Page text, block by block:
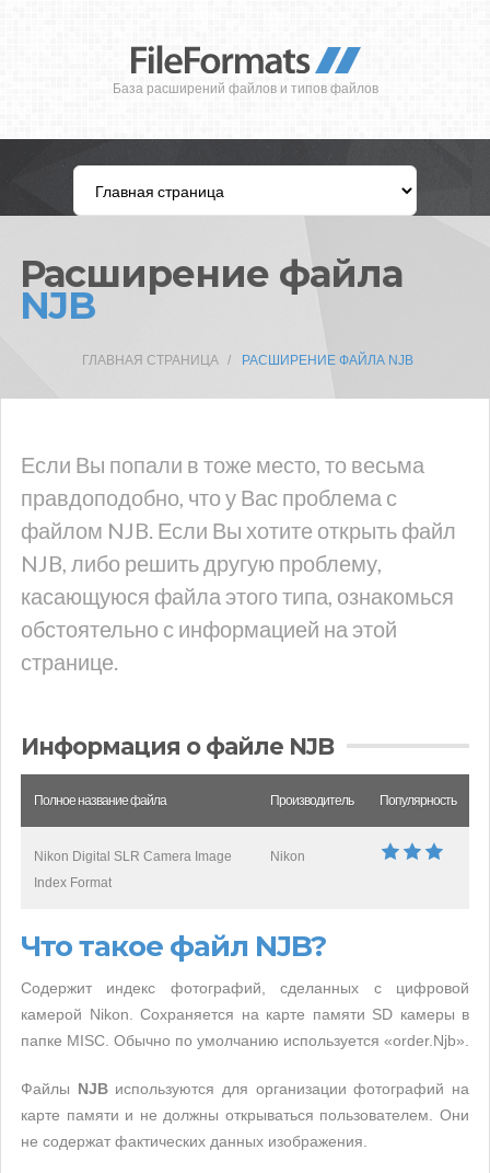
База расширений файлов и типов файлов
Расширение файла
NJB
ГЛАВНАЯ СТРАНИЦА РАСШИРЕНИЕ ФАЙЛА NJB
Если Вы попали в тоже место, то весьма
правдоподобно, что у Вас проблема с
файлом NJB. Если Вы хотите открыть файл
NJB, либо решить другую проблему,
касающуюся файла этого типа, ознакомься
обстоятельно с информацией на этой
странице.
Информация о файле NJB
Полное название файла Производитель Популярность
Nikon Digital SLR Camera Image
Index Format
Nikon
Что такое файл NJB?
Содержит индекс фотографий, сделанных с цифровой
камерой Nikon. Сохраняется на карте памяти SD камеры в
папке MISC. Обычно по умолчанию используется «order.Njb».
Файлы NJBиспользуются для организации фотографий на
карте памяти и не должны открываться пользователем. Они
не содержат фактических данных изображения.